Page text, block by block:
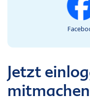
Jetzt
mitmachen